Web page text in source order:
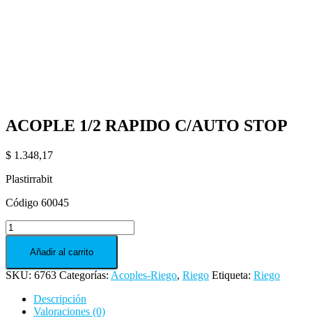
ACOPLE 1/2 RAPIDO C/AUTO STOP
$ 1.348,17
Plastirrabit
Código 60045
ACOPLE
1/2
RAPIDO
STOP
Añadir al carrito
SKU: 6763 Categorías: Acoples-Riego, Riego Etiqueta: Riego
Descripción
Valoraciones (0)